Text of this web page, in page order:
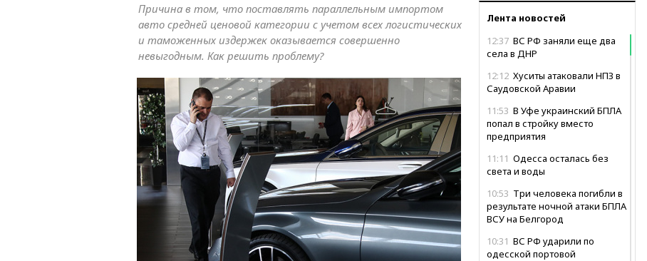
Лента новостей
12:37 ВС РФ заняли еще два
села в ДНР
12:12 Хуситы атаковали НПЗ в
Саудовской Аравии
11:53 В Уфе украинский БПЛА
попал в стройку вместо
предприятия
11:11 Одесса осталась без
света и воды
10:53 Три человека погибли в
результате ночной атаки БПЛА
ВСУ на Белгород
10:31 ВС РФ ударили по
одесской портовой
Причина в том, что поставлять параллельным импортом
авто средней ценовой категории с учетом всех логистических
и таможенных издержек оказывается совершенно
невыгодным. Как решить проблему?